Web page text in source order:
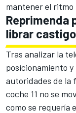
mantener el
Reprimenda
librar
Tras analizar la
posicionamiento y
autoridades de la
coche 11 no se
como se requería